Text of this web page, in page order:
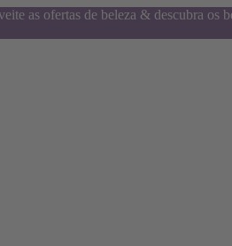
as ofertas de beleza & descubra os